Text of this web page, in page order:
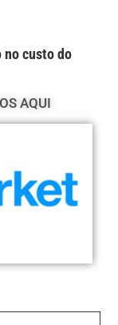
no custo do
AQUI